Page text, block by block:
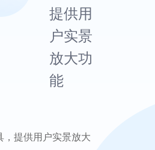
提供用
户实景
放大功
能
，提供用户实景放大